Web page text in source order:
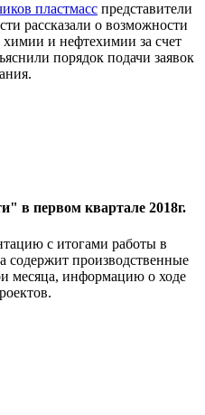
пластмасс представители
рассказали о возможности
и нефтехимии за счет
порядок подачи заявок
в первом квартале 2018г.
с итогами работы в
содержит производственные
месяца, информацию о ходе